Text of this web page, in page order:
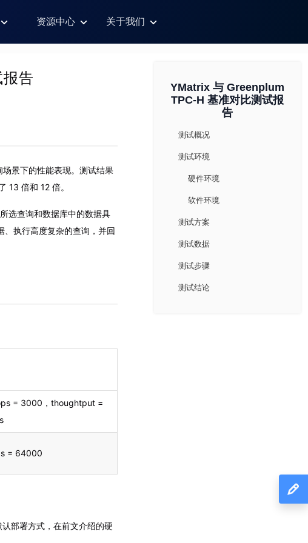
资源中心 关于我们
告
景下的性能表现。测试结果
13 倍和 12 倍。
选查询和数据库中的数据具
、执行高度复杂的查询，并回
= 3000，thoughtput =
= 64000
部署方式，在前文介绍的硬
YMatrix 与 Greenplum
TPC-H 基准对比测试报
告
测试概况
测试环境
硬件环境
软件环境
测试方案
测试数据
测试步骤
测试结论